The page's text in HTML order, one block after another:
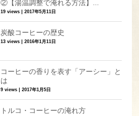
②【湯温調整で淹れる方法】...
19 views 2017年5月11日
炭酸コーヒーの歴史
13 views 2016年1月11日
コーヒーの香りを表す「アーシー」と
は
9 views 2017年1月5日
トルコ・コーヒーの淹れ方